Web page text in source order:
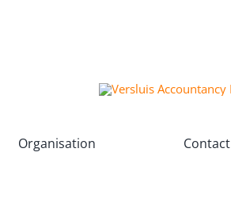
Organisation Contact